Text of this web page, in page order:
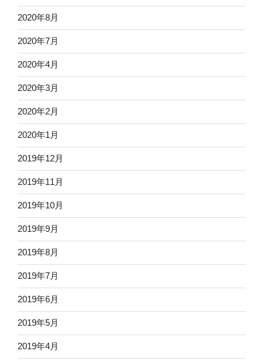
2020年8月
2020年7月
2020年4月
2020年3月
2020年2月
2020年1月
2019年12月
2019年11月
2019年10月
2019年9月
2019年8月
2019年7月
2019年6月
2019年5月
2019年4月